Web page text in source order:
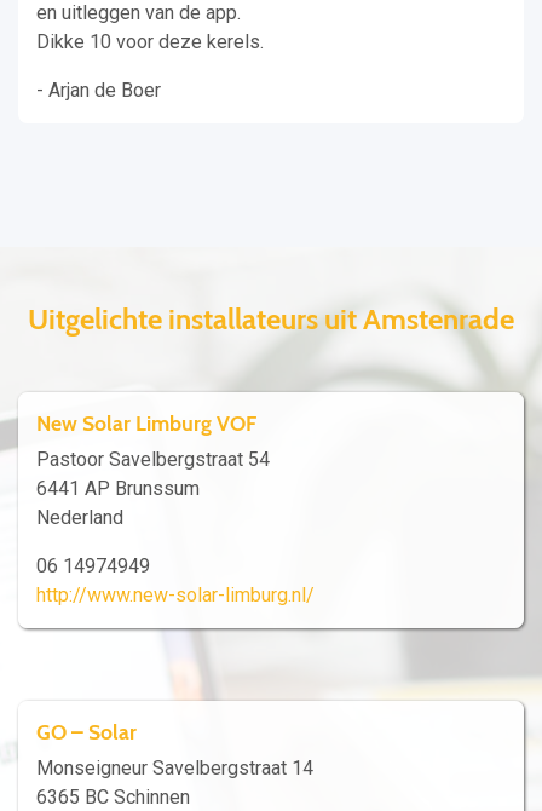
en uitleggen van de app.
Dikke 10 voor deze kerels.
- Arjan de Boer
Uitgelichte installateurs uit Amstenrade
New Solar Limburg VOF
Pastoor Savelbergstraat 54
6441 AP Brunssum
Nederland
06 14974949
http://www.new-solar-limburg.nl/
GO – Solar
Monseigneur Savelbergstraat 14
6365 BC Schinnen